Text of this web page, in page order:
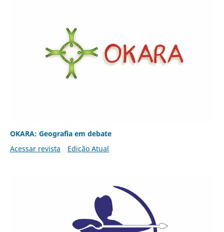
OKARA: Geografia em debate
Acessar revista
Edição Atual